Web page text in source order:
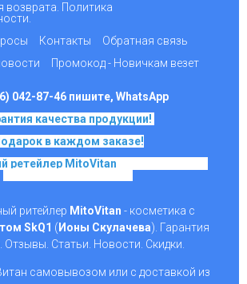
возврата. Политика
Контакты
Обратная связь
Промокод - Новичкам везет
042-87-46 пишите, WhatsApp
качества продукции!
в каждом заказе!
ретейлер MitoVitan
ритейлер MitoVitan - косметика с
SkQ1 ( Ионы Скулачева). Гарантия
Отзывы. Статьи. Новости. Скидки.
самовывозом или с доставкой из